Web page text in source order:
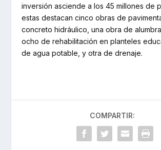
inversión asciende a los 45 millones de
estas destacan cinco obras de
concreto hidráulico, una obra de
ocho de rehabilitación en planteles
de agua potable, y otra de drenaje.
COMPARTIR: